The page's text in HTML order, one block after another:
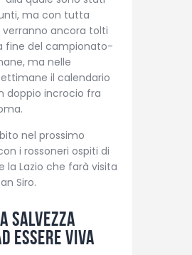
ma con tutta
ancora tolti
fine del campionato-
ma nelle
il calendario
doppio incrocio fra
nel prossimo
i rossoneri ospiti di
la Lazio che farà visita
Siro.
salvezza
essere viva